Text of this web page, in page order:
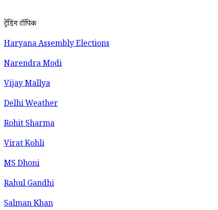
ट्रेंडिंग टॉपिक
Haryana Assembly Elections
Narendra Modi
Vijay Mallya
Delhi Weather
Rohit Sharma
Virat Kohli
MS Dhoni
Rahul Gandhi
Salman Khan